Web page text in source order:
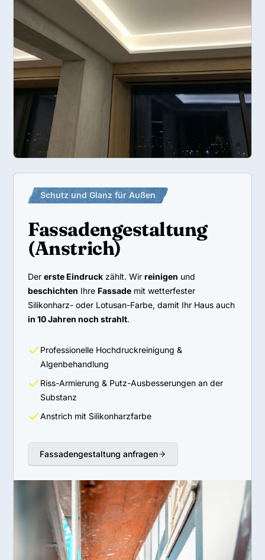
Schutz und Glanz für Außen
Fassadengestaltung
(Anstrich)
Dererste Eindruck zählt. Wirreinigen und
beschichten Ihre Fassade mit wetterfester
Silikonharz- oder Lotusan-Farbe, damit Ihr Haus auch
in 10 Jahren noch strahlt.
Professionelle Hochdruckreinigung &
Algenbehandlung
Riss-Armierung & Putz-Ausbesserungen an der
Substanz
Anstrich mit Silikonharzfarbe
Fassadengestaltung anfragen